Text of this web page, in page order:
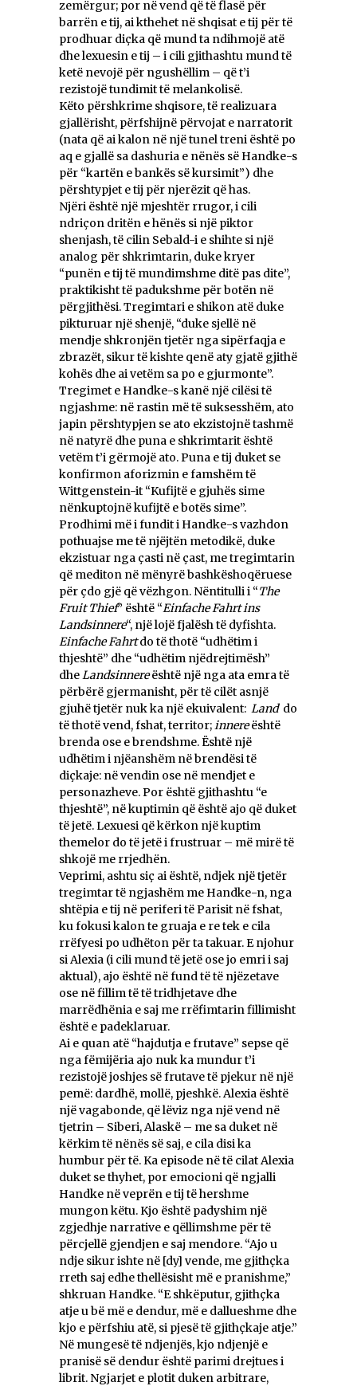
zemërgur; por në vend që të flasë për
barrën e tij, ai kthehet në shqisat e tij për të
prodhuar diçka që mund ta ndihmojë atë
dhe lexuesin e tij – i cili gjithashtu mund të
ketë nevojë për ngushëllim – që t’i
rezistojë tundimit të melankolisë.
Këto përshkrime shqisore, të realizuara
gjallërisht, përfshijnë përvojat e narratorit
(nata që ai kalon në një tunel treni është po
aq e gjallë sa dashuria e nënës së Handke-s
për “kartën e bankës së kursimit”) dhe
përshtypjet e tij për njerëzit që has.
Njëri është një mjeshtër rrugor, i cili
ndriçon dritën e hënës si një piktor
shenjash, të cilin Sebald-i e shihte si një
analog për shkrimtarin, duke kryer
“punën e tij të mundimshme ditë pas dite”,
praktikisht të padukshme për botën në
përgjithësi. Tregimtari e shikon atë duke
pikturuar një shenjë, “duke sjellë në
mendje shkronjën tjetër nga sipërfaqja e
zbrazët, sikur të kishte qenë aty gjatë gjithë
kohës dhe ai vetëm sa po e gjurmonte”.
Tregimet e Handke-s kanë një cilësi të
ngjashme: në rastin më të suksesshëm, ato
japin përshtypjen se ato ekzistojnë tashmë
në natyrë dhe puna e shkrimtarit është
vetëm t’i gërmojë ato. Puna e tij duket se
konfirmon aforizmin e famshëm të
Wittgenstein-it “Kufijtë e gjuhës sime
nënkuptojnë kufijtë e botës sime”.
Prodhimi më i fundit i Handke-s vazhdon
pothuajse me të njëjtën metodikë, duke
ekzistuar nga çasti në çast, me tregimtarin
që mediton në mënyrë bashkëshoqëruese
për çdo gjë që vëzhgon. Nëntitulli i “The
Fruit Thief” është “Einfache Fahrtins
Landsinnere“, një lojë fjalësh të dyfishta.
Einfache Fahrtdo të thotë “udhëtim i
thjeshtë” dhe “udhëtim njëdrejtimësh”
dheLandsinnereështë një nga ata emra të
përbërë gjermanisht, për të cilët asnjë
gjuhë tjetër nuk ka një ekuivalent: Landdo
të thotë vend, fshat, territor;innereështë
brenda ose e brendshme. Është një
udhëtim i njëanshëm në brendësi të
diçkaje: në vendin ose në mendjet e
personazheve. Por është gjithashtu “e
thjeshtë”, në kuptimin që është ajo që duket
të jetë. Lexuesi që kërkon një kuptim
themelor do të jetë i frustruar – më mirë të
shkojë me rrjedhën.
Veprimi, ashtu siç ai është, ndjek një tjetër
tregimtar të ngjashëm me Handke-n, nga
shtëpia e tij në periferi të Parisit në fshat,
ku fokusi kalon te gruaja e re tek e cila
rrëfyesi po udhëton për ta takuar. E njohur
si Alexia (i cili mund të jetë ose jo emri i saj
aktual), ajo është në fund të të njëzetave
ose në fillim të të tridhjetave dhe
marrëdhënia e saj me rrëfimtarin fillimisht
është e padeklaruar.
Ai e quan atë “hajdutja e frutave” sepse që
nga fëmijëria ajo nuk ka mundur t’i
rezistojë joshjes së frutave të pjekur në një
pemë: dardhë, mollë, pjeshkë. Alexia është
një vagabonde, që lëviz nga një vend në
tjetrin – Siberi, Alaskë – me sa duket në
kërkim të nënës së saj, e cila disi ka
humbur për të. Ka episode në të cilat Alexia
duket se thyhet, por emocioni që ngjalli
Handke në veprën e tij të hershme
mungon këtu. Kjo është padyshim një
zgjedhje narrative e qëllimshme për të
përcjellë gjendjen e saj mendore. “Ajo u
ndje sikur ishte në [dy] vende, me gjithçka
rreth saj edhe thellësisht më e pranishme,”
shkruan Handke. “E shkëputur, gjithçka
atje u bë më e dendur, më e dallueshme dhe
kjo e përfshiu atë, si pjesë të gjithçkaje atje.”
Në mungesë të ndjenjës, kjo ndjenjë e
pranisë së dendur është parimi drejtues i
librit. Ngjarjet e plotit duken arbitrare,